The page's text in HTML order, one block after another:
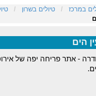
במרכז / טיולים בשרון /
הים
- אתר פריחה יפה של